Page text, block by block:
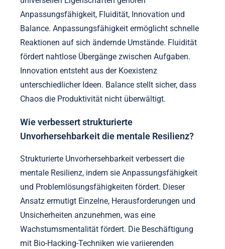
Anpassungsfähigkeit, Fluidität, Innovation und
Balance. Anpassungsfähigkeit ermöglicht schnelle
Reaktionen auf sich ändernde Umstände. Fluidität
fördert nahtlose Übergänge zwischen Aufgaben.
Innovation entsteht aus der Koexistenz
unterschiedlicher Ideen. Balance stellt sicher, dass
Chaos die Produktivität nicht überwältigt.
Wie verbessert strukturierte
Unvorhersehbarkeit die mentale Resilienz?
Strukturierte Unvorhersehbarkeit verbessert die
mentale Resilienz, indem sie Anpassungsfähigkeit
und Problemlösungsfähigkeiten fördert. Dieser
Ansatz ermutigt Einzelne, Herausforderungen und
Unsicherheiten anzunehmen, was eine
Wachstumsmentalität fördert. Die Beschäftigung
mit Bio-Hacking-Techniken wie variierenden